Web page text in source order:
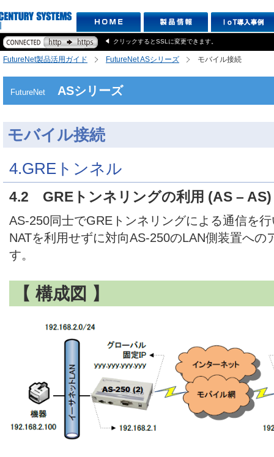
クリックするとSSLに変更できます。
FutureNet製品活用ガイド FutureNet ASシリーズ モバイル接続
FutureNet ASシリーズ
モバイル接続
4.GREトンネル
4.2 GREトンネリングの利用 (AS – AS)
AS-250同士でGREトンネリングによる通信を
NATを利用せずに対向AS-250のLAN側装置への
す。
【 構成図 】